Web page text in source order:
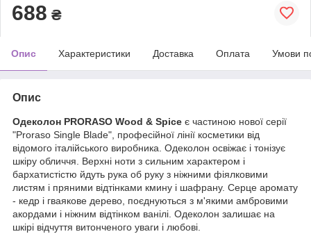
688 ₴
Опис Характеристики Доставка Оплата Умови
Опис
Одеколон PRORASO Wood & Spice є частиною нової серії
"Proraso Single Blade", професійної лінії косметики від
відомого італійського виробника. Одеколон освіжає і тонізує
шкіру обличчя. Верхні ноти з сильним характером і
бархатистістю йдуть рука об руку з ніжними фіялковими
листям і пряними відтінками кмину і шафрану. Серце аромату
- кедр і гваякове дерево, поєднуються з м'якими амбровими
акордами і ніжним відтінком ванілі. Одеколон залишає на
шкірі відчуття витонченого уваги і любові.